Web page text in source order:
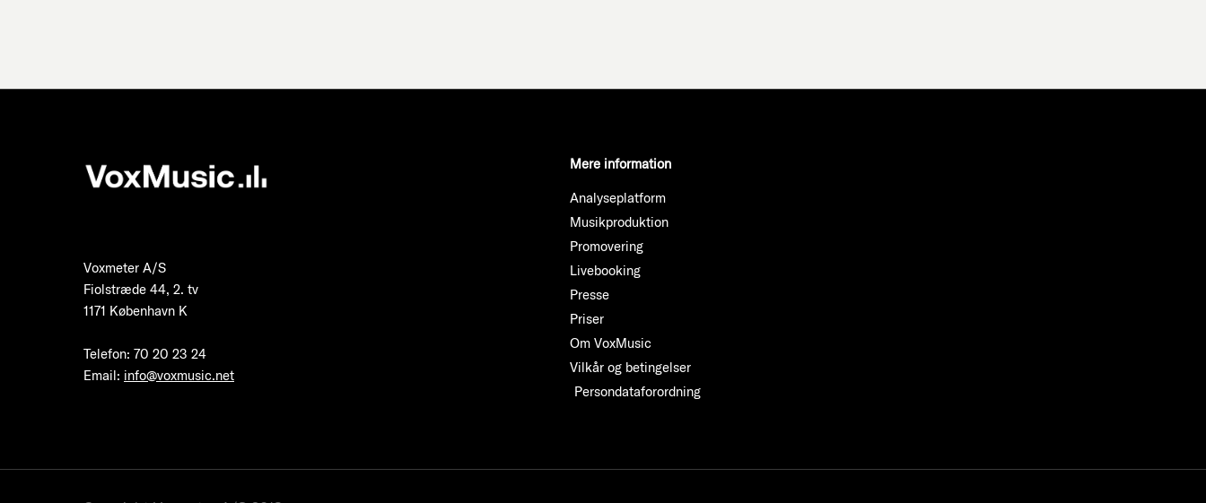
Voxmeter A/S
Fiolstræde 44, 2. tv
1171 København K
Telefon: 70 20 23 24
Email: info@voxmusic.net
Mere information
Analyseplatform
Musikproduktion
Promovering
Livebooking
Presse
Priser
Om VoxMusic
Vilkår og betingelser
Persondataforordning